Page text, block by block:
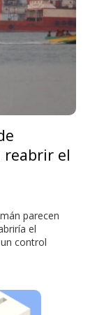
reabrir el
parecen
el
control